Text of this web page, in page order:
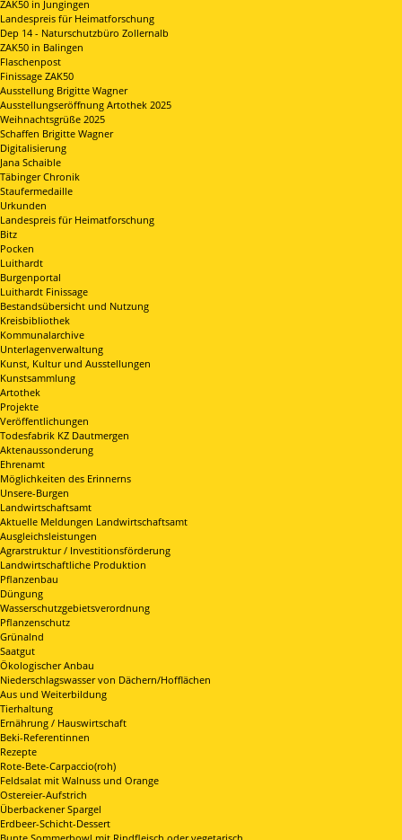
ZAK50 in Jungingen
Landespreis für Heimatforschung
Dep 14 - Naturschutzbüro Zollernalb
ZAK50 in Balingen
Flaschenpost
Finissage ZAK50
Ausstellung Brigitte Wagner
Ausstellungseröffnung Artothek 2025
Weihnachtsgrüße 2025
Schaffen Brigitte Wagner
Digitalisierung
Jana Schaible
Täbinger Chronik
Staufermedaille
Urkunden
Landespreis für Heimatforschung
Bitz
Pocken
Luithardt
Burgenportal
Luithardt Finissage
Bestandsübersicht und Nutzung
Kreisbibliothek
Kommunalarchive
Unterlagenverwaltung
Kunst, Kultur und Ausstellungen
Kunstsammlung
Artothek
Projekte
Veröffentlichungen
Todesfabrik KZ Dautmergen
Aktenaussonderung
Ehrenamt
Möglichkeiten des Erinnerns
Unsere-Burgen
Landwirtschaftsamt
Aktuelle Meldungen Landwirtschaftsamt
Ausgleichsleistungen
Agrarstruktur / Investitionsförderung
Landwirtschaftliche Produktion
Pflanzenbau
Düngung
Wasserschutzgebietsverordnung
Pflanzenschutz
Grünalnd
Saatgut
Ökologischer Anbau
Niederschlagswasser von Dächern/Hofflächen
Aus und Weiterbildung
Tierhaltung
Ernährung / Hauswirtschaft
Beki-Referentinnen
Rezepte
Rote-Bete-Carpaccio(roh)
Feldsalat mit Walnuss und Orange
Ostereier-Aufstrich
Überbackener Spargel
Erdbeer-Schicht-Dessert